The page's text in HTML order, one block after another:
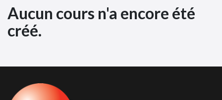
Aucun cours n'a encore été
créé.